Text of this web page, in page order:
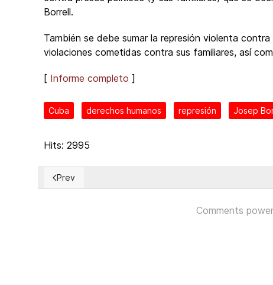
Borrell.
También se debe sumar la represión violenta
violaciones cometidas contra sus familiares, así
[ Informe completo ]
Cuba derechos humanos represión Josep
Hits: 2995
Previous article: El Supremo de EE.UU. acaba con
Prev
Comments